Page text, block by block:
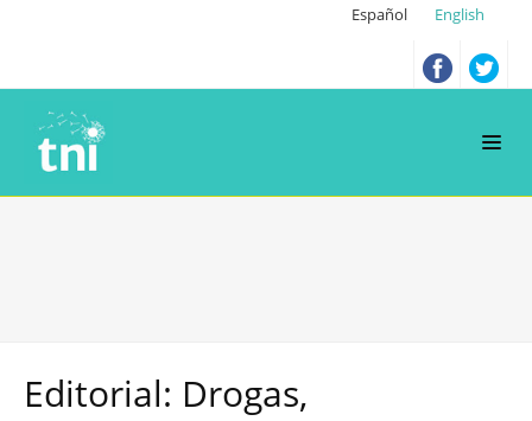
Español English
Editorial: Drogas,